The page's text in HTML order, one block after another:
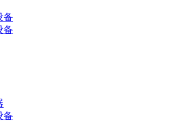
备
备
备